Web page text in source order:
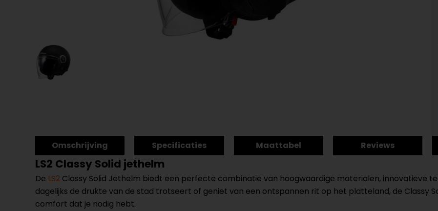
Omschrijving Specificaties Maattabel Reviews
LS2 Classy Solid jethelm
De LS2 Classy Solid Jethelm biedt een perfecte combinatie van hoogwaardige materialen, innovatieve
dagelijks de drukte van de stad trotseert of geniet van een ontspannen rit op het platteland, de Classy
comfort dat je nodig hebt.